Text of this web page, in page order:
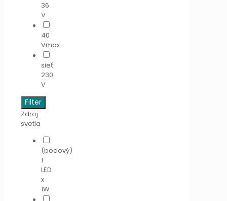
36
V
40
Vmax
sieť:
230
V
Filter
Zdroj
svetla
(bodový)
1
LED
x
1W